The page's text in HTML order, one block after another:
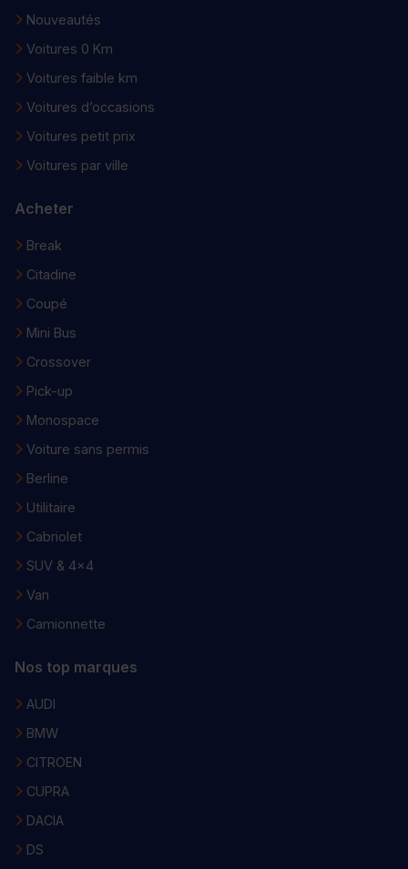
Nouveautés
Voitures 0 Km
Voitures faible km
Voitures d’occasions
Voitures petit prix
Voitures par ville
Acheter
Break
Citadine
Coupé
Mini Bus
Crossover
Pick-up
Monospace
Voiture sans permis
Berline
Utilitaire
Cabriolet
SUV & 4x4
Van
Camionnette
Nos top marques
AUDI
BMW
CITROEN
CUPRA
DACIA
DS